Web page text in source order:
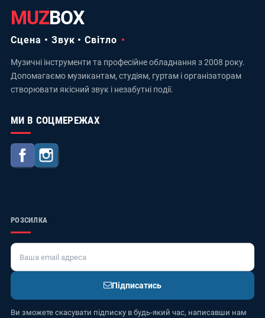
MUZBOX
Сцена • Звук • Світло
Музичні інструменти та професійне обладнання з 2008 року.
Допомагаємо музикантам, студіям, гуртам і організаторам
створювати якісний звук і незабутні події.
МИ В СОЦМЕРЕЖАХ
Facebook
РОЗСИЛКА
Підписатись
Ви зможете скасувати підписку в будь-який час, написавши нам